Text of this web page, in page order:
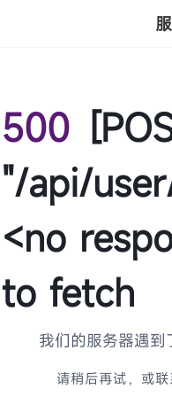
500
"/api/
<no
to fetch
我们的服务器遇
请稍后再试，或